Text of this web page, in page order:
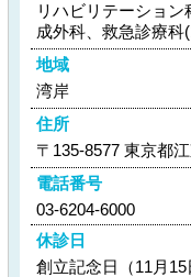
リハビリテーショ
成外科、救急診療科
地域
湾岸
住所
〒135-8577 東京都
電話番号
03-6204-6000
休診日
創立記念日（11月